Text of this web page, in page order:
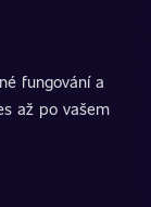
které
komunikacích.
fungování a
až po vašem